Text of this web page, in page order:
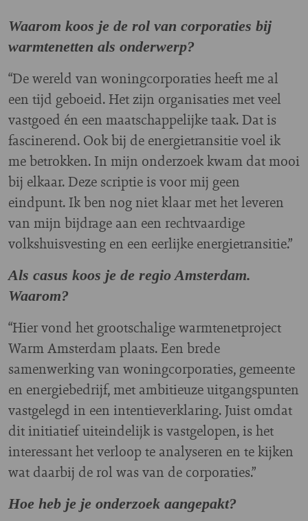
Waarom koos je de rol van corporaties bij
warmtenetten als onderwerp?
“De wereld van woningcorporaties heeft me al
een tijd geboeid. Het zijn organisaties met veel
vastgoed én een maatschappelijke taak. Dat is
fascinerend. Ook bij de energietransitie voel ik
me betrokken. In mijn onderzoek kwam dat mooi
bij elkaar. Deze scriptie is voor mij geen
eindpunt. Ik ben nog niet klaar met het leveren
van mijn bijdrage aan een rechtvaardige
volkshuisvesting en een eerlijke energietransitie.”
Als casus koos je de regio Amsterdam.
Waarom?
“Hier vond het grootschalige warmtenetproject
Warm Amsterdam plaats. Een brede
samenwerking van woningcorporaties, gemeente
en energiebedrijf, met ambitieuze uitgangspunten
vastgelegd in een intentieverklaring. Juist omdat
dit initiatief uiteindelijk is vastgelopen, is het
interessant het verloop te analyseren en te kijken
wat daarbij de rol was van de corporaties.”
Hoe heb je je onderzoek aangepakt?